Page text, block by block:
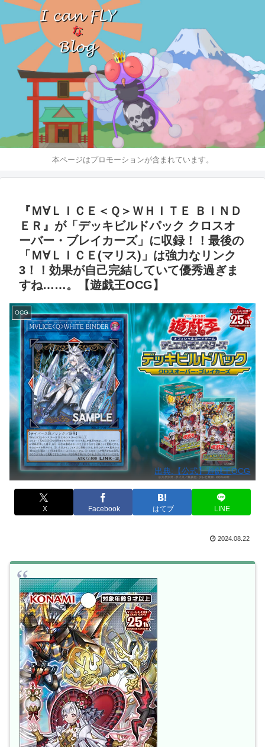
本ページはプロモーションが含まれています。
『Ｍ∀ＬＩＣＥ＜Ｑ＞ＷＨＩＴＥ ＢＩＮＤ
ＥＲ』が「デッキビルドパック クロスオ
ーバー・ブレイカーズ」に収録！！最後の
「Ｍ∀ＬＩＣＥ(マリス)」は強力なリンク
3！！効果が自己完結していて優秀過ぎま
すね……。【遊戯王OCG】
OCG
出典:【公式】遊戯王OCG
X Facebook はてブ LINE
2024.08.22